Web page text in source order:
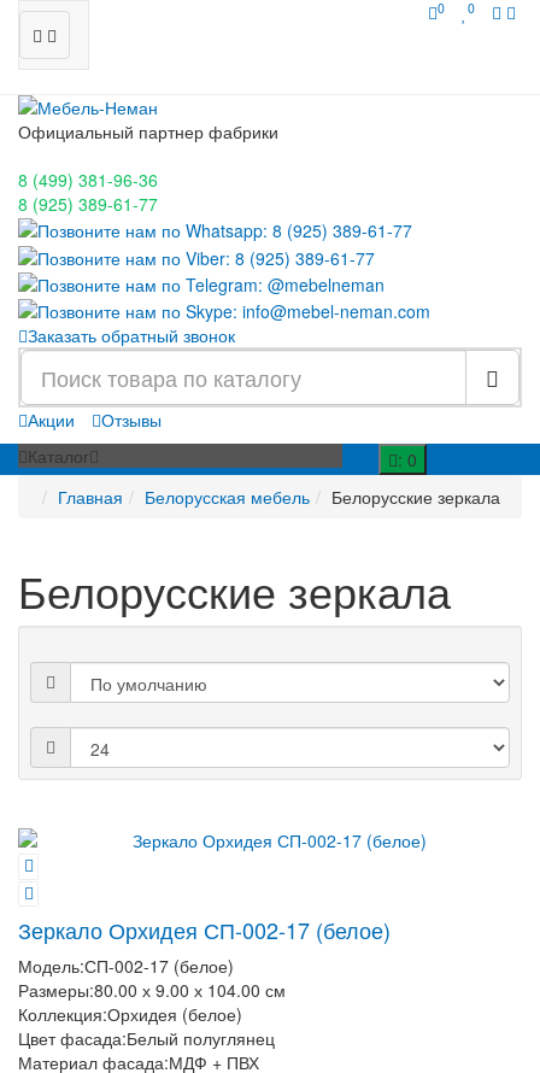
0 0
Официальный партнер фабрики
8 (499) 381-96-36
8 (925) 389-61-77
Заказать обратный звонок
Акции
Отзывы
Каталог
: 0
Главная
Белорусская мебель Белорусские зеркала
Белорусские зеркала
Зеркало Орхидея СП-002-17 (белое)
Модель:СП-002-17 (белое)
Размеры:80.00 х 9.00 х 104.00 см
Коллекция:Орхидея (белое)
Цвет фасада:Белый полуглянец
Материал фасада:МДФ + ПВХ